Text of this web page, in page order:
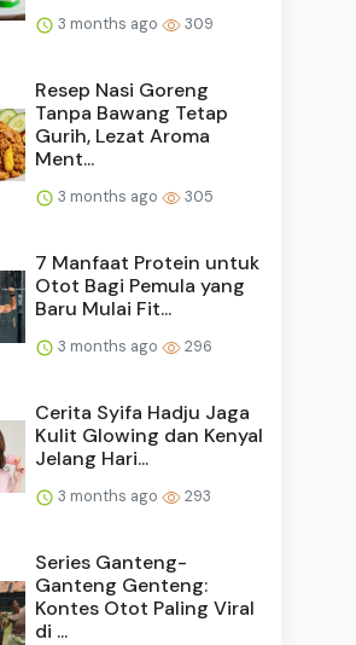
3 months ago 309
Resep Nasi Goreng
Tanpa Bawang Tetap
Gurih, Lezat Aroma
Ment...
3 months ago 305
7 Manfaat Protein untuk
Otot Bagi Pemula yang
Baru Mulai Fit...
3 months ago 296
Cerita Syifa Hadju Jaga
Kulit Glowing dan Kenyal
Jelang Hari...
3 months ago 293
Series Ganteng-
Ganteng Genteng:
Kontes Otot Paling Viral
di ...